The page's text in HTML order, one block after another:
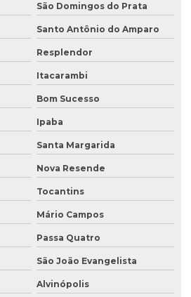
e passivos ambientais
por regeneração natural
com sistemas agroflorestais
de áreas degradadas
passivo ambiental
subterrâneo
tanque subterrâneo
São Domingos do Prata
Santo Antônio do Amparo
Resplendor
Itacarambi
Bom Sucesso
Ipaba
Santa Margarida
Nova Resende
Tocantins
Mário Campos
Passa Quatro
São João Evangelista
Alvinópolis